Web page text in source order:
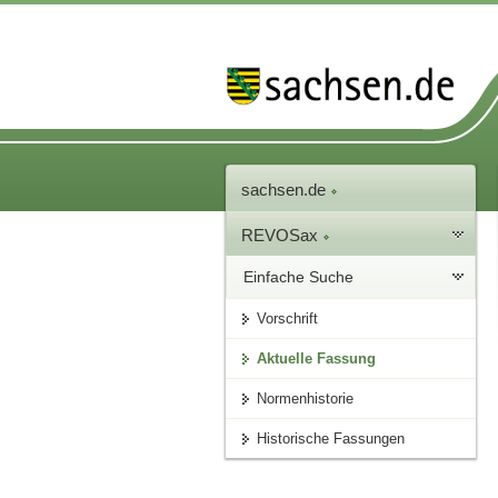
sachsen.de
REVOSax
Einfache Suche
Vorschrift
Aktuelle Fassung
Normenhistorie
Historische Fassungen